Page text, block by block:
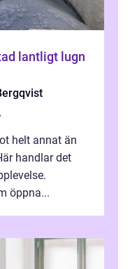
helt annat än
handlar det
öppna...